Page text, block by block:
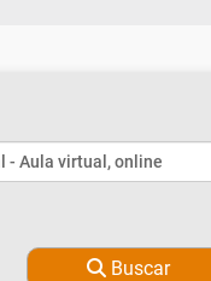
Buscar